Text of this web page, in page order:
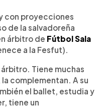
con proyecciones
de la salvadoreña
árbitro de Fútbol Sala
a la Fesfut).
Tiene muchas
complementan. A su
el ballet, estudia y
tiene un